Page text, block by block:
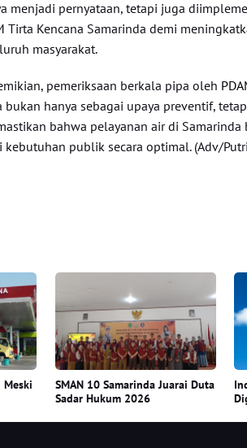
menjadi pernyataan, tetapi juga
Tirta Kencana Samarinda demi
masyarakat.
pemeriksaan berkala pipa oleh
bukan hanya sebagai upaya preventif,
bahwa pelayanan air di
kebutuhan publik secara optimal. (Adv/
Meski
SMAN 10 Samarinda Juarai Duta
Sadar Hukum 2026